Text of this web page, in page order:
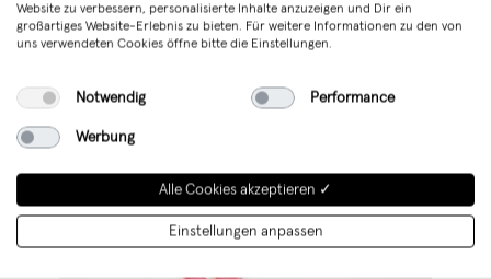
bildende Künste in Hamburg
Produktdesign studiert.
Website zu verbessern, personalisierte Inhalte anzuzeigen und Dir ein
großartiges Website-Erlebnis zu bieten. Für weitere Informationen zu den von
uns verwendeten Cookies öffne bitte die Einstellungen.
Notwendig Performance
Werbung
Alle Cookies akzeptieren ✓
Einstellungen anpassen